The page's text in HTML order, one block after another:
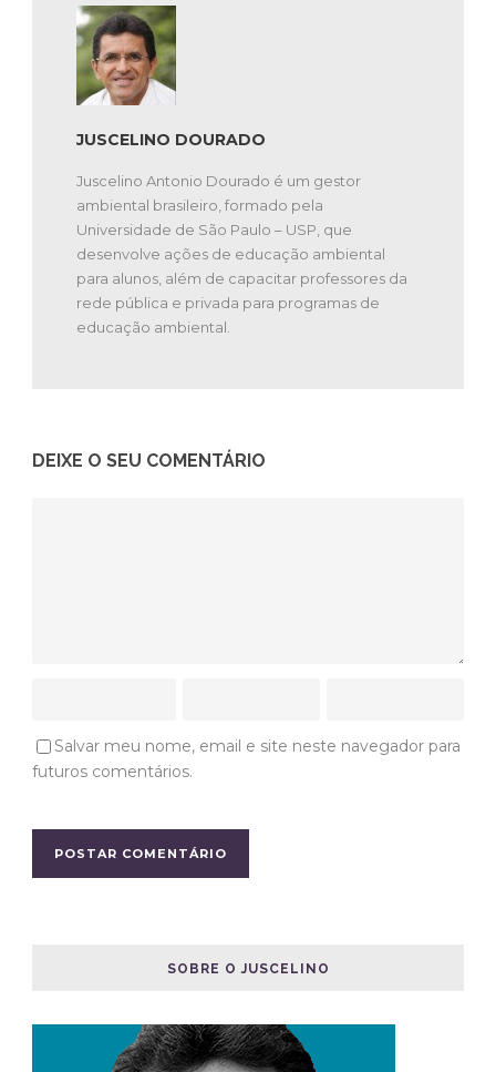
JUSCELINO DOURADO
Juscelino Antonio Dourado é um gestor
ambiental brasileiro, formado pela
Universidade de São Paulo – USP, que
desenvolve ações de educação ambiental
para alunos, além de capacitar professores da
rede pública e privada para programas de
educação ambiental.
DEIXE O SEU COMENTÁRIO
Salvar meu nome, email e site neste navegador para
futuros comentários.
SOBRE O JUSCELINO